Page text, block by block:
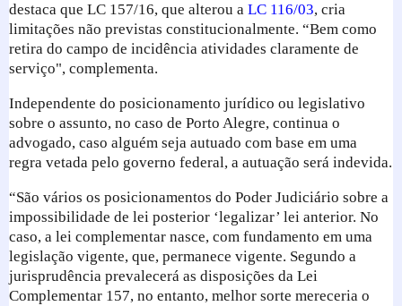
destaca que LC 157/16, que alterou a LC 116/03, cria
limitações não previstas constitucionalmente. “Bem como
retira do campo de incidência atividades claramente de
serviço", complementa.
Independente do posicionamento jurídico ou legislativo
sobre o assunto, no caso de Porto Alegre, continua o
advogado, caso alguém seja autuado com base em uma
regra vetada pelo governo federal, a autuação será indevida.
“São vários os posicionamentos do Poder Judiciário sobre a
impossibilidade de lei posterior ‘legalizar’ lei anterior. No
caso, a lei complementar nasce, com fundamento em uma
legislação vigente, que, permanece vigente. Segundo a
jurisprudência prevalecerá as disposições da Lei
Complementar 157, no entanto, melhor sorte mereceria o